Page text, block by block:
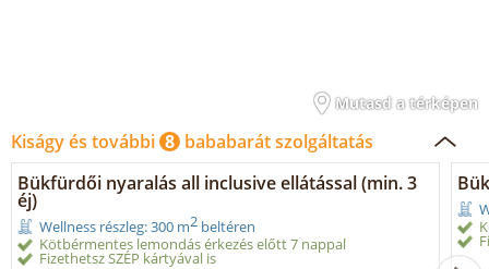
Mutasd a térképen
Kiságy és további 8 bababarát szolgáltatás
Bükfürdői nyaralás all inclusive ellátással (min. 3
éj)
Wellness részleg: 300 m2 beltéren
Kötbérmentes lemondás érkezés előtt 7 nappal
Fizethetsz SZÉP kártyával is